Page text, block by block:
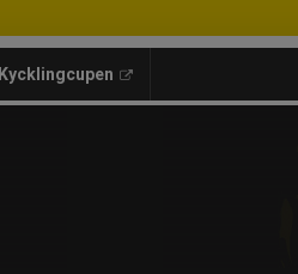
Kycklingcupen